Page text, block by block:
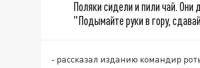
Поляки сидели и пили чай.
"Подымайте руки в гору,
- рассказал изданию командир